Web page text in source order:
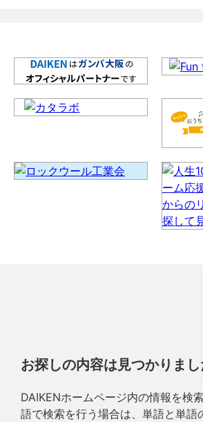
お探しの内容は見つかりまし
DAIKENホームページ内の情報を検
語で検索を行う場合は、単語と単語